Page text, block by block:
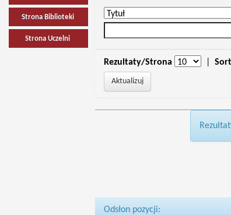
Strona Biblioteki
Strona Uczelni
Rezultaty/Strona
Odsłon pozycji: